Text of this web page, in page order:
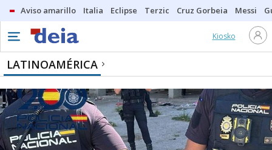
Aviso amarillo Italia Eclipse Terzic Cruz Gorbeia Messi
Kiosko
LATINOAMÉRICA